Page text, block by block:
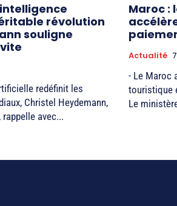
révolution
souligne
redéfinit les
Christel Heydemann,
rappelle avec...
Maroc :
Actualité
- Le Maroc
touristique
Le